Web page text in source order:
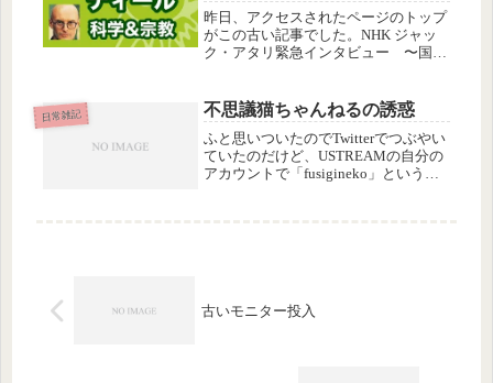
昨日、アクセスされたページのトップ
がこの古い記事でした。NHK ジャッ
ク・アタリ緊急インタビュー 〜国家
ー動画か何かが話題になってるのかな
と思います。アタリの記事は時々、
忘...
日常雑記 不思議猫ちゃんねるの誘惑
ふと思いついたのでTwitterでつぶやい
ていたのだけど、USTREAMの自分の
アカウントで「fusigineko」というチ
古いモニター投入